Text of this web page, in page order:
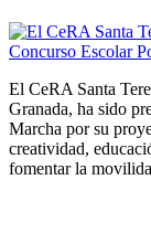
El CeRA Santa
Granada, ha sido
Marcha por su
creatividad,
fomentar la